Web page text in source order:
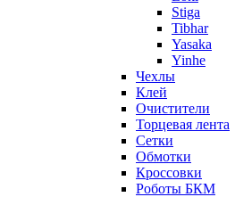
Stiga
Tibhar
Yasaka
Yinhe
Чехлы
Клей
Очистители
Торцевая лента
Сетки
Обмотки
Кроссовки
Роботы БКМ